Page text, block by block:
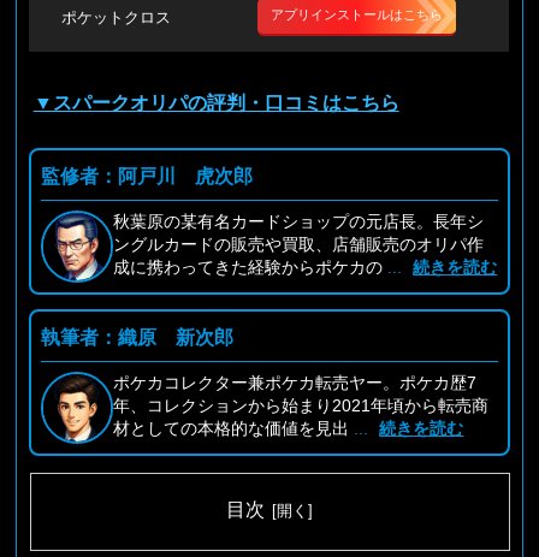
ポケットクロス アプリインストールはこちら
▼スパークオリパの評判・口コミはこちら
監修者：阿戸川 虎次郎
秋葉原の某有名カードショップの元店長。長年シ
ングルカードの販売や買取、店舗販売のオリパ作
成に携わってきた経験からポケカの
続きを読む
執筆者：織原 新次郎
ポケカコレクター兼ポケカ転売ヤー。ポケカ歴7
年、コレクションから始まり2021年頃から転売商
材としての本格的な価値を見出
続きを読む
目次